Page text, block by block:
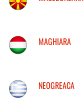
MAGHIARA
NEOGREACA